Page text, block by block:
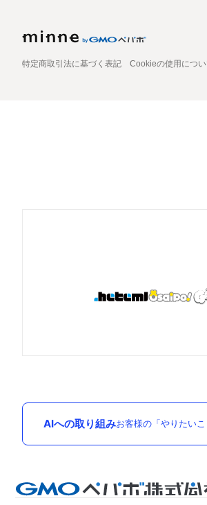
特定商取引法に基づく表記 Cookieの使用につ
AIへの取り組みお客様の「やりたい